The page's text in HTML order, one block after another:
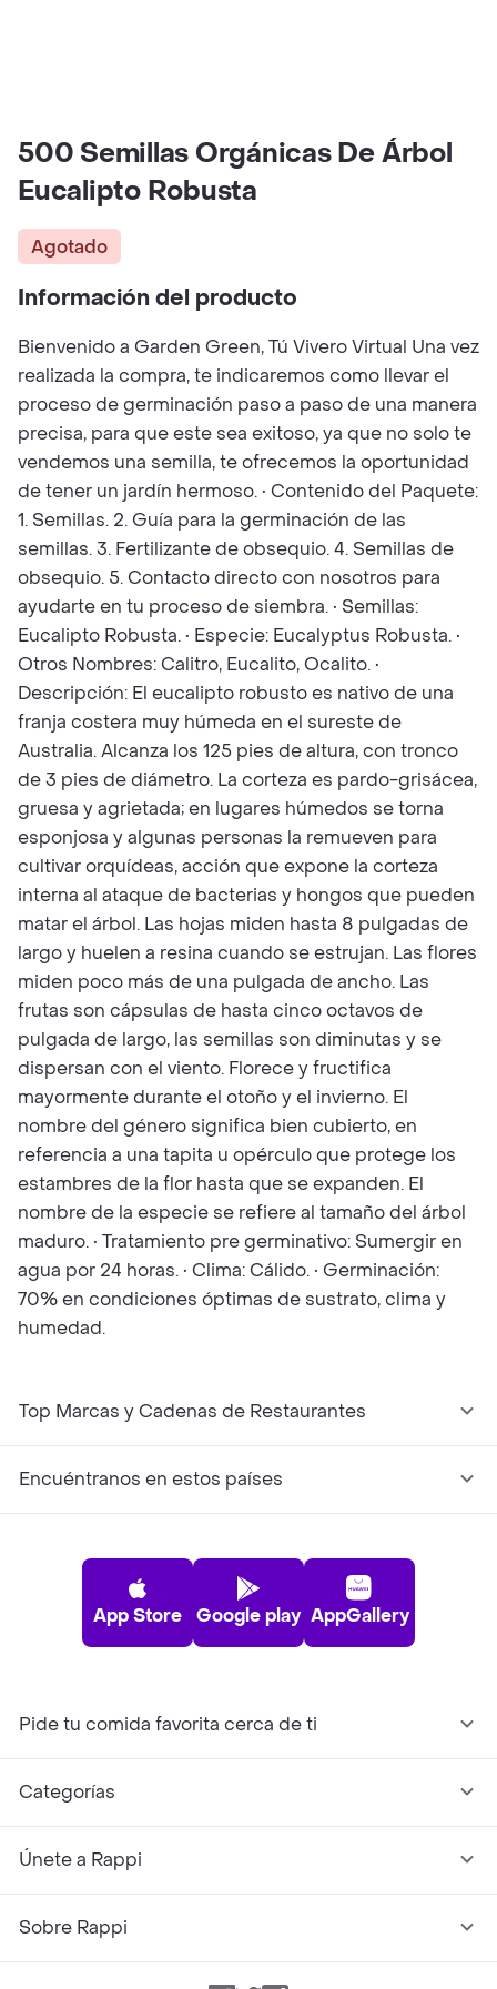
500 Semillas Orgánicas De Árbol
Eucalipto Robusta
Agotado
Información del producto
Bienvenido a Garden Green, Tú Vivero Virtual Una vez
realizada la compra, te indicaremos como llevar el
proceso de germinación paso a paso de una manera
precisa, para que este sea exitoso, ya que no solo te
vendemos una semilla, te ofrecemos la oportunidad
de tener un jardín hermoso. • Contenido del Paquete:
1. Semillas. 2. Guía para la germinación de las
semillas. 3. Fertilizante de obsequio. 4. Semillas de
obsequio. 5. Contacto directo con nosotros para
ayudarte en tu proceso de siembra. • Semillas:
Eucalipto Robusta. • Especie: Eucalyptus Robusta. •
Otros Nombres: Calitro, Eucalito, Ocalito. •
Descripción: El eucalipto robusto es nativo de una
franja costera muy húmeda en el sureste de
Australia. Alcanza los 125 pies de altura, con tronco
de 3 pies de diámetro. La corteza es pardo-grisácea,
gruesa y agrietada; en lugares húmedos se torna
esponjosa y algunas personas la remueven para
cultivar orquídeas, acción que expone la corteza
interna al ataque de bacterias y hongos que pueden
matar el árbol. Las hojas miden hasta 8 pulgadas de
largo y huelen a resina cuando se estrujan. Las flores
miden poco más de una pulgada de ancho. Las
frutas son cápsulas de hasta cinco octavos de
pulgada de largo, las semillas son diminutas y se
dispersan con el viento. Florece y fructifica
mayormente durante el otoño y el invierno. El
nombre del género significa bien cubierto, en
referencia a una tapita u opérculo que protege los
estambres de la flor hasta que se expanden. El
nombre de la especie se refiere al tamaño del árbol
maduro. • Tratamiento pre germinativo: Sumergir en
agua por 24 horas. • Clima: Cálido. • Germinación:
70% en condiciones óptimas de sustrato, clima y
humedad.
Top Marcas y Cadenas de Restaurantes
Encuéntranos en estos países
App Store Google play AppGallery
Pide tu comida favorita cerca de ti
Categorías
Únete a Rappi
Sobre Rappi